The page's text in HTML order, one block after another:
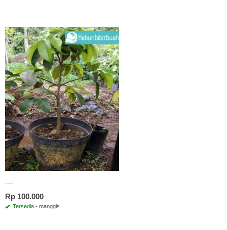
....
Rp 100.000
Tersedia - manggis